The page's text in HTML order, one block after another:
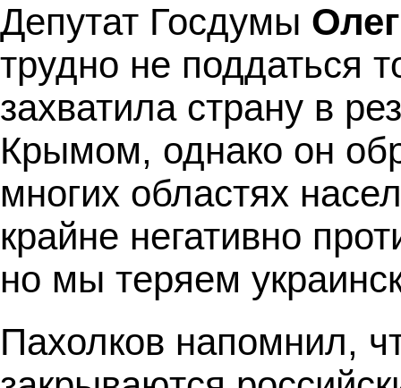
Депутат Госдумы
трудно не поддаться
захватила страну в
Крымом, однако он
многих областях
крайне негативно
но мы теряем
Пахолков напомнил,